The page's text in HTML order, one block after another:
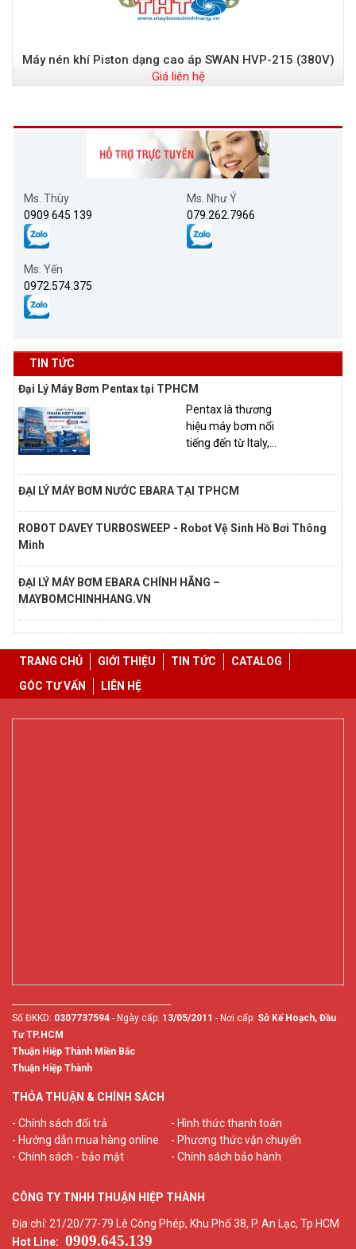
Máy nén khí Piston dạng cao áp SWAN HVP-215 (380V)
Giá liên hệ
Ms. Thùy
0909 645 139
Ms. Như Ý
079.262.7966
Ms. Yến
0972.574.375
TIN TỨC
Đại Lý Máy Bơm Pentax tại TPHCM
Pentax là thương
hiệu máy bơm nổi
tiếng đến từ Italy,...
ĐẠI LÝ MÁY BƠM NƯỚC EBARA TẠI TPHCM
ROBOT DAVEY TURBOSWEEP - Robot Vệ Sinh Hồ Bơi Thông
Minh
ĐẠI LÝ MÁY BƠM EBARA CHÍNH HÃNG –
MAYBOMCHINHHANG.VN
TRANG CHỦ GIỚI THIỆU TIN TỨC
CATALOG
GÓC TƯ VẤN
LIÊN HỆ
Số ĐKKD: 0307737594 - Ngày cấp: 13/05/2011 - Nơi cấp: Sở Kế Hoạch, Đầu
Tư TP.HCM
Thuận Hiệp Thành Miền Bắc
Thuận Hiệp Thành
THỎA THUẬN & CHÍNH SÁCH
- Chính sách đổi trả
- Hình thức thanh toán
- Hướng dẫn mua hàng online
- Phương thức vận chuyển
- Chính sách - bảo mật
- Chính sách bảo hành
CÔNG TY TNHH THUẬN HIỆP THÀNH
Địa chỉ: 21/20/77-79 Lê Công Phép, Khu Phố 38, P. An Lạc, Tp HCM
Hot Line: 0909.645.139